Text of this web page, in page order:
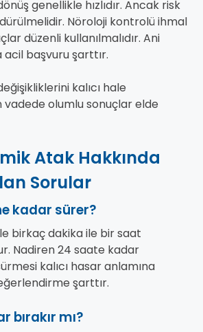
genellikle hızlıdır. Ancak risk
Nöroloji kontrolü ihmal
düzenli kullanılmalıdır. Ani
başvuru şarttır.
kalıcı hale
vadede olumlu sonuçlar elde
Atak Hakkında
Sorular
kadar sürer?
birkaç dakika ile bir saat
Nadiren 24 saate kadar
kalıcı hasar anlamına
şarttır.
bırakır mı?